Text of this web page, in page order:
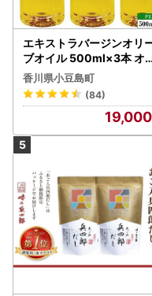
エキストラバージンオリ
ブオイル 500ml×3本 オ
ーブオイル 食用油
香川県小豆島町
(84)
19,000